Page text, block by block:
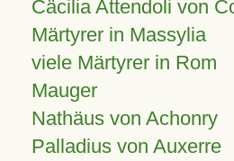
Cäcilia Attendoli von
Märtyrer in Massylia
viele Märtyrer in Rom
Mauger
Nathäus von Achonry
Palladius von Auxerre